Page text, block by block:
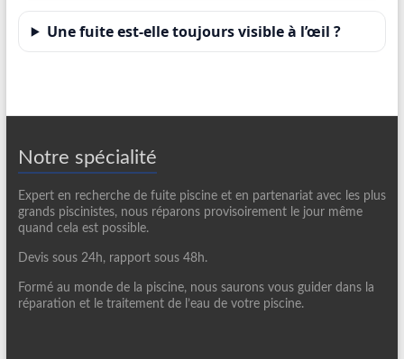
Une fuite est-elle toujours visible à l’œil ?
Notre spécialité
Expert en recherche de fuite piscine et en partenariat avec les plus
grands piscinistes, nous réparons provisoirement le jour même
quand cela est possible.
Devis sous 24h, rapport sous 48h.
Formé au monde de la piscine, nous saurons vous guider dans la
réparation et le traitement de l’eau de votre piscine.